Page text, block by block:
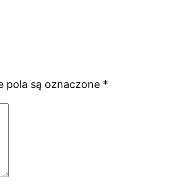
pola są oznaczone *